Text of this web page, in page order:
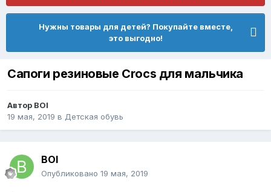
Нужны товары для детей? Покупайте вместе,
это выгодно!
Сапоги резиновые Crocs для мальчика
Автор BOI
19 мая, 2019 в Детская обувь
BOI
Опубликовано 19 мая, 2019